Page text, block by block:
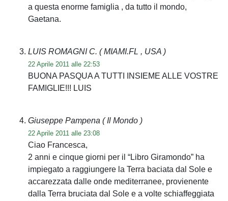
a questa enorme famiglia , da tutto il mondo,
Gaetana.
LUIS ROMAGNI C. ( MIAMI.FL , USA )
22 Aprile 2011 alle 22:53
BUONA PASQUA A TUTTI INSIEME ALLE VOSTRE
FAMIGLIE!!! LUIS
Giuseppe Pampena ( Il Mondo )
22 Aprile 2011 alle 23:08
Ciao Francesca,
2 anni e cinque giorni per il “Libro Giramondo” ha
impiegato a raggiungere la Terra baciata dal Sole e
accarezzata dalle onde mediterranee, provienente
dalla Terra bruciata dal Sole e a volte schiaffeggiata